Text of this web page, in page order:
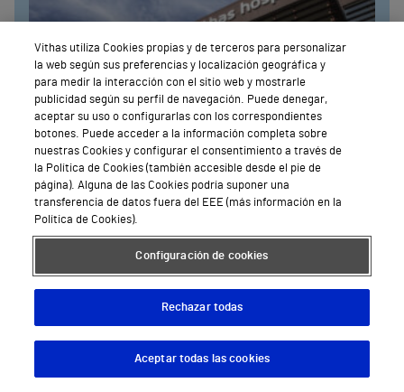
Granada
Hospital Vithas Granada
Vithas utiliza Cookies propias y de terceros para personalizar
la web según sus preferencias y localización geográfica y
para medir la interacción con el sitio web y mostrarle
publicidad según su perfil de navegación. Puede denegar,
aceptar su uso o configurarlas con los correspondientes
botones. Puede acceder a la información completa sobre
nuestras Cookies y configurar el consentimiento a través de
la Política de Cookies (también accesible desde el pie de
página). Alguna de las Cookies podría suponer una
transferencia de datos fuera del EEE (más información en la
Política de Cookies).
Configuración de cookies
Rechazar todas
Aceptar todas las cookies